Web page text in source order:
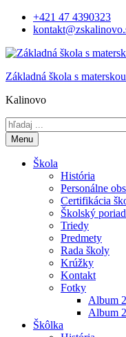
Skip
+421 47 4390323
Základná škola s
Kalinovo
Search
for:Menu
Škola
História
Personálne
Certifikácia
Školský
Triedy
Predmety
Rada školy
Krúžky
Kontakt
Fotky
Album
Album
Škôlka